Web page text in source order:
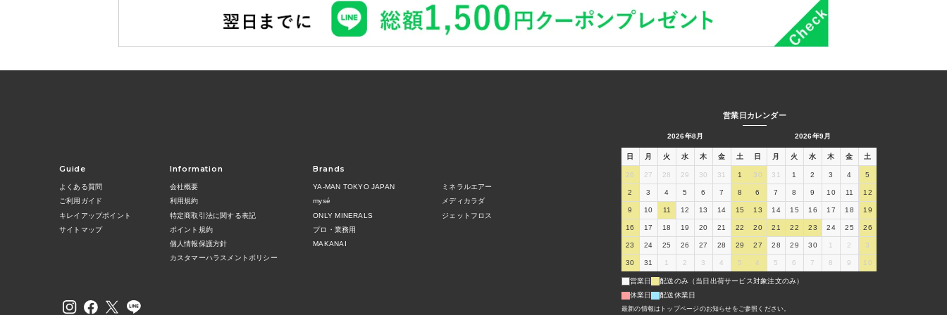
Guide
よくある質問
ご利用ガイド
キレイアップポイント
サイトマップ
Information
会社概要
利用規約
特定商取引法に関する表記
ポイント規約
個人情報保護方針
カスタマーハラスメントポリシー
Brands
YA-MAN TOKYO JAPAN
mysé
ONLY MINERALS
プロ・業務用
MAKANAI
ミネラルエアー
メディカラダ
ジェットフロス
営業日カレンダー
2026年8月
日 月 火 水 木 金 土
26 27 28 29 30 31 1
2 3 4 5 6 7 8
9 10 11 12 13 14 15
16 17 18 19 20 21 22
23 24 25 26 27 28 29
30 31 1 2 3 4 5
2026年9月
日 月 火 水 木 金 土
30 31 1 2 3 4 5
6 7 8 9 10 11 12
13 14 15 16 17 18 19
20 21 22 23 24 25 26
27 28 29 30 1 2 3
4 5 6 7 8 9 10
営業日
配送のみ（当日出荷サービス対象注文のみ）
休業日
配送休業日
最新の情報はトップページのお知らせをご参照ください。